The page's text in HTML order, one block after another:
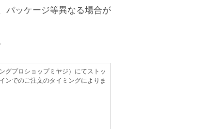
パッケージ等異なる場合が
グプロショップミヤジ）にてストッ
ンでのご注文のタイミングによりま